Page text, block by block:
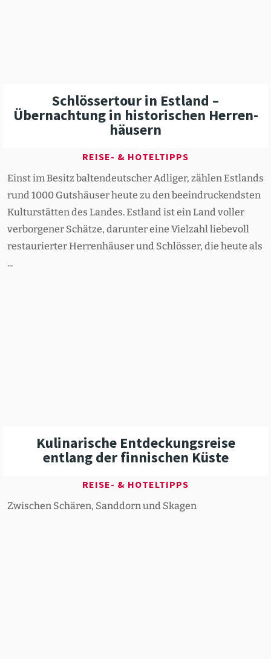
Schlös­sertour in Estland –
Übernachtung in histo­ri­schen Herren­
häusern
REISE- & HOTELTIPPS
Einst im Besitz baltendeutscher Adliger, zählen Estlands
rund 1000 Gutshäuser heute zu den beeindruckendsten
Kulturstätten des Landes. Estland ist ein Land voller
verborgener Schätze, darunter eine Vielzahl liebevoll
restaurierter Herrenhäuser und Schlösser, die heute als
...
Kulina­rische Entde­ckungs­reise
entlang der finni­schen Küste
REISE- & HOTELTIPPS
Zwischen Schären, Sanddorn und Skagen